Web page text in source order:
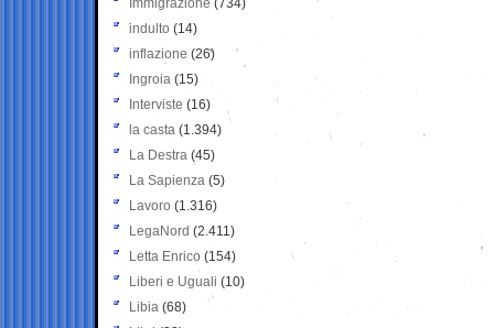
Immigrazione (734)
indulto (14)
inflazione (26)
Ingroia (15)
Interviste (16)
la casta (1.394)
La Destra (45)
La Sapienza (5)
Lavoro (1.316)
LegaNord (2.411)
Letta Enrico (154)
Liberi e Uguali (10)
Libia (68)